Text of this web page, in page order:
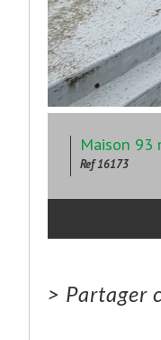
Maison 93
Ref 16173
> Partager